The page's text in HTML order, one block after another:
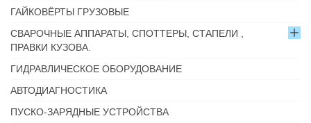
ГАЙКОВЁРТЫ ГРУЗОВЫЕ
СВАРОЧНЫЕ АППАРАТЫ, СПОТТЕРЫ, СТАПЕЛИ ,
ПРАВКИ КУЗОВА.
ГИДРАВЛИЧЕСКОЕ ОБОРУДОВАНИЕ
АВТОДИАГНОСТИКА
ПУСКО-ЗАРЯДНЫЕ УСТРОЙСТВА